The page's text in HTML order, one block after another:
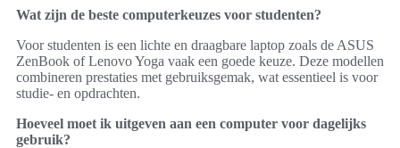
Wat zijn de beste computerkeuzes voor studenten?
Voor studenten is een lichte en draagbare laptop zoals de ASUS
ZenBook of Lenovo Yoga vaak een goede keuze. Deze modellen
combineren prestaties met gebruiksgemak, wat essentieel is voor
studie- en opdrachten.
Hoeveel moet ik uitgeven aan een computer voor dagelijks
gebruik?